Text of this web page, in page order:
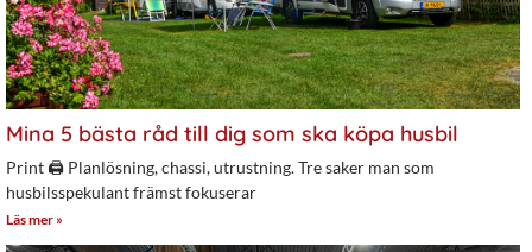
Mina 5 bästa råd till dig som ska köpa husbil
Print 🖨 Planlösning, chassi, utrustning. Tre saker man som
husbilsspekulant främst fokuserar
Läs mer »